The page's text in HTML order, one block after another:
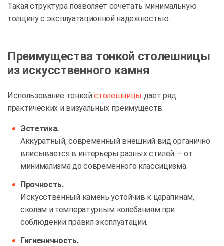
Такая структура позволяет сочетать минимальную
толщину с эксплуатационной надежностью.
Преимущества тонкой столешницы
из искусственного камня
Использование тонкойстолешницы дает ряд
практических и визуальных преимуществ:
Эстетика.
Аккуратный, современный внешний вид органично
вписывается в интерьеры разных стилей — от
минимализма до современного классицизма.
Прочность.
Искусственный камень устойчив к царапинам,
сколам и температурным колебаниям при
соблюдении правил эксплуатации.
Гигиеничность.